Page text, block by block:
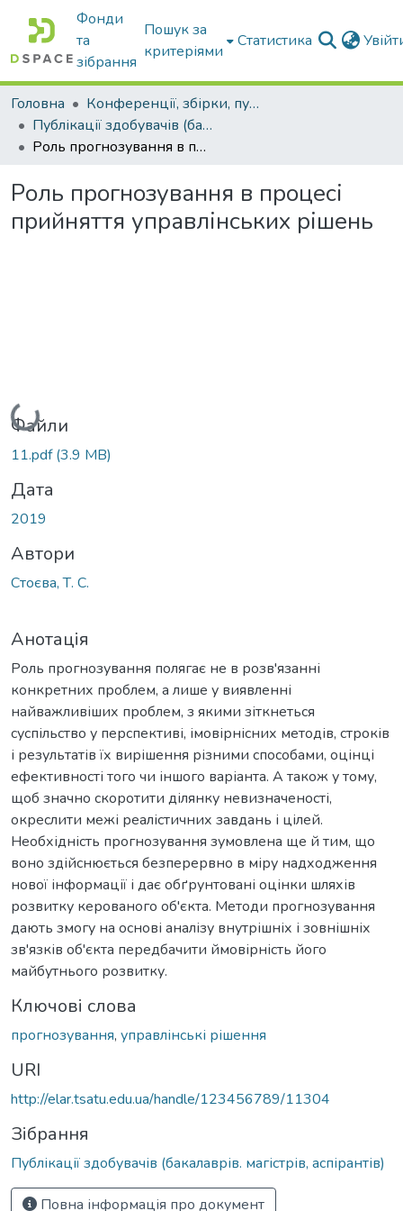
Фонди
та
зібрання
Пошук за
критеріями
Статистика
Головна
Конференції, збірки, публікації молодих вчених і здобувачів : магістрів, бакалаврів, аспірантів.
Публікації здобувачів (бакалаврів. магістрів, аспірантів)
Роль прогнозування в процесі прийняття управлінських рішень
Роль прогнозування в процесі
прийняття управлінських рішень
Вантажиться...
Файли
11.pdf(3.9 MB)
Дата
2019
Автори
Стоєва, Т. С.
Анотація
Роль прогнозування полягає не в розв'язанні
конкретних проблем, а лише у виявленні
найважливіших проблем, з якими зіткнеться
суспільство у перспективі, імовірнісних методів, строків
і результатів їх вирішення різними способами, оцінці
ефективності того чи іншого варіанта. А також у тому,
щоб значно скоротити ділянку невизначеності,
окреслити межі реалістичних завдань і цілей.
Необхідність прогнозування зумовлена ще й тим, що
воно здійснюється безперервно в міру надходження
нової інформації і дає обґрунтовані оцінки шляхів
розвитку керованого об'єкта. Методи прогнозування
дають змогу на основі аналізу внутрішніх і зовнішніх
зв'язків об'єкта передбачити ймовірність його
майбутнього розвитку.
Ключові слова
прогнозування, управлінські рішення
URI
http://elar.tsatu.edu.ua/handle/123456789/11304
Зібрання
Публікації здобувачів (бакалаврів. магістрів, аспірантів)
Повна інформація про документ